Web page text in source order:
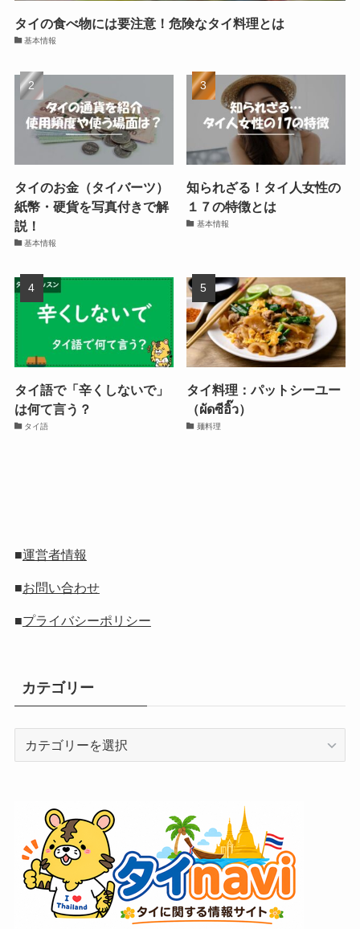
タイの食べ物には要注意！危険なタイ料理とは
基本情報
タイのお金（タイバーツ）
紙幣・硬貨を写真付きで解
説！
基本情報
知られざる！タイ人女性の
１７の特徴とは
基本情報
タイ語で「辛くしないで」
は何て言う？
タイ語
タイ料理：パットシーユー
（ผัดซีอิ๊ว）
麺料理
■運営者情報
■お問い合わせ
■プライバシーポリシー
カテゴリー